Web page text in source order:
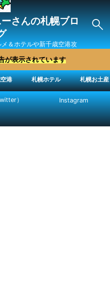
さんの札幌ブロ
＆ホテルや新千歳空港攻
ニーさん“で検索
が表示されています
港 札幌ホテル 札幌お土産
） Instagram